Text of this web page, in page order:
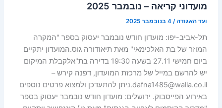
מועדוני קריאה – נובמבר 2025
ועד האגודה/ 4 בנובמבר 2025
תל-אביב-יפו: מועדון חודש נובמבר יעסוק בספר "המקרה
המוזר של בת האלכימאי" מאת תיאודורה גוס.המועדון יתקיים
ביום חמישי 27.11 בשעה 19:30 בדירה בת"אלקבלת המיקום
יש להרשם במייל של מרכזת המועדון, דפנה קירש –
dafna1485@walla.co.il.ניתן להתעדכן ולמצוא פרטים נוספים
באירוע הפייסבוק. ירושלים: מועדון חודש נובמבר יעסוק בספר